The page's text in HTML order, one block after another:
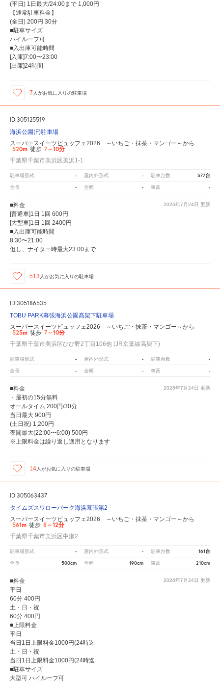
(平日) 1日最大/24:00まで 1,000円
【通常駐車料金】
(全日) 200円 30分
■駐車サイズ
ハイルーフ可
■入出庫可能時間
[入庫]7:00〜23:00
[出庫]24時間
7 人がお気に入りの駐車場
ID:305125519
海浜公園(F)駐車場
スーパースイーツビュッフェ2026 ～いちご・抹茶・マンゴー～から
520m 徒歩 7～10分
千葉県千葉市美浜区美浜1-1
駐車場形式 - 屋内外形式 - 駐車台数 577台
全長 - 全幅 - 車高 -
2026年7月24日 更新
■料金
[普通車]1日 1回 600円
[大型車]1日 1回 2400円
■入出庫可能時間
8:30〜21:00
但し、ナイター時最大23:00まで
513人がお気に入りの駐車場
ID:305186535
TOBU PARK幕張海浜公園高架下駐車場
スーパースイーツビュッフェ2026 ～いちご・抹茶・マンゴー～から
525m 徒歩 7～10分
千葉県千葉市美浜区ひび野2丁目106他 (JR京葉線高架下)
駐車場形式 - 屋内外形式 - 駐車台数 -
全長 - 全幅 - 車高 -
2026年7月24日 更新
■料金
・最初の15分無料
オールタイム 200円/30分
当日最大 900円
(土日祝) 1,200円
夜間最大(22:00〜6:00) 500円
※上限料金は繰り返し適用となります
14人がお気に入りの駐車場
ID:305063437
タイムズスワローパーク海浜幕張第2
スーパースイーツビュッフェ2026 ～いちご・抹茶・マンゴー～から
561m 徒歩 8～12分
千葉県千葉市美浜区中瀬2
駐車場形式 - 屋内外形式 - 駐車台数 161台
全長 500cm 全幅 190cm 車高 210cm
2026年7月24日 更新
■料金
平日
60分 400円
土・日・祝
60分 400円
■上限料金
平日
当日1日上限料金1000円(24時迄
土・日・祝
当日1日上限料金1000円(24時迄
■駐車サイズ
大型可 ハイルーフ可